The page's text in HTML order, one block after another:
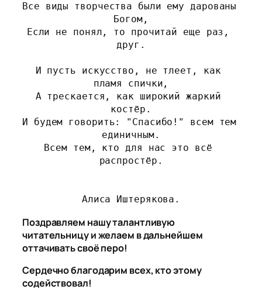
Все виды творчества были ему дарованы
Богом,
Если не понял, то прочитай еще раз,
друг.
И пусть искусство, не тлеет, как
пламя спички,
А трескается, как широкий жаркий
костёр.
И будем говорить: "Спасибо!" всем тем
единичным.
Всем тем, кто для нас это всё
распростёр.
Алиса Иштерякова.
Поздравляем нашу талантливую
читательницу и желаем в дальнейшем
оттачивать своё перо!
Сердечно благодарим всех, кто этому
содействовал!